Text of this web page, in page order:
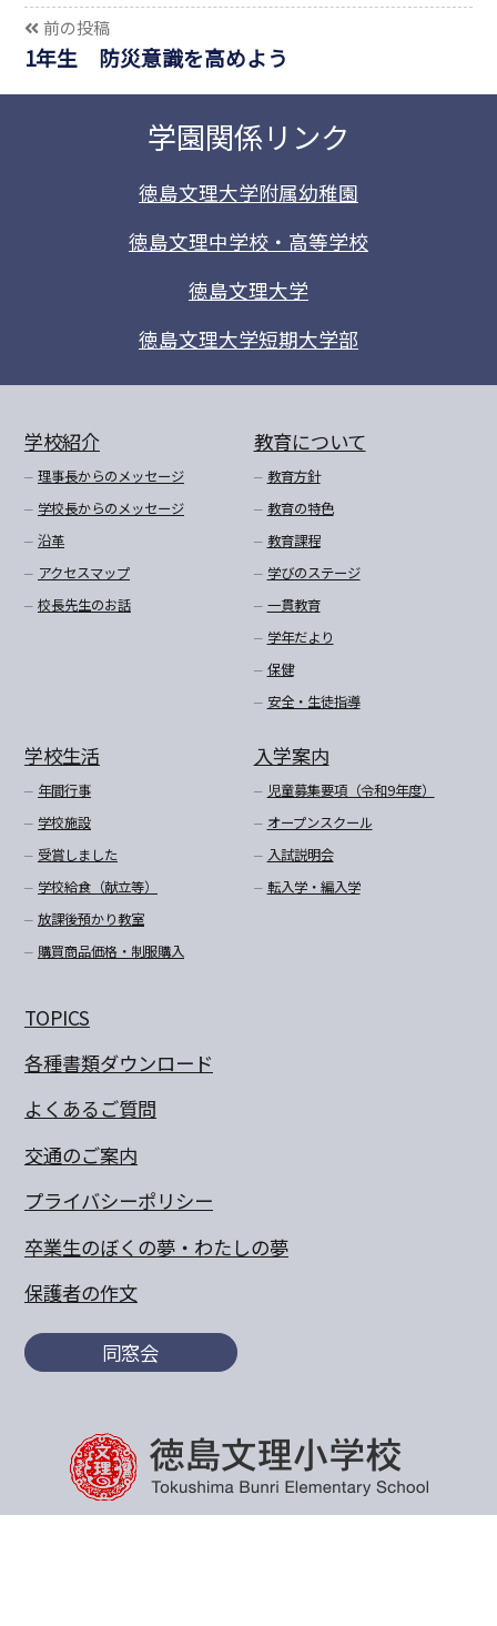
前の投稿
1年生 防災意識を高めよう
学園関係リンク
徳島文理大学附属幼稚園
徳島文理中学校・高等学校
徳島文理大学
徳島文理大学短期大学部
学校紹介
理事長からのメッセージ
学校長からのメッセージ
沿革
アクセスマップ
校長先生のお話
教育について
教育方針
教育の特色
教育課程
学びのステージ
一貫教育
学年だより
保健
安全・生徒指導
学校生活
年間行事
学校施設
受賞しました
学校給食（献立等）
放課後預かり教室
購買商品価格・制服購入
入学案内
児童募集要項（令和9年度）
オープンスクール
入試説明会
転入学・編入学
TOPICS
各種書類ダウンロード
よくあるご質問
交通のご案内
プライバシーポリシー
卒業生のぼくの夢・わたしの夢
保護者の作文
同窓会
〒770-8055 徳島県徳島市山城町東浜傍示68-10